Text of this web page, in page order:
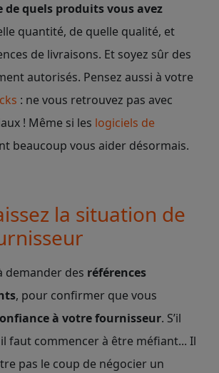
de quels produits vous avez
quantité, de quelle qualité, et
de livraisons. Et soyez sûr des
autorisés. Pensez aussi à votre
: ne vous retrouvez pas avec
! Même si les logiciels de
beaucoup vous aider désormais.
la situation de
demander des références
, pour confirmer que vous
à votre fournisseur. S’il
il faut commencer à être méfiant... Il
pas le coup de négocier un